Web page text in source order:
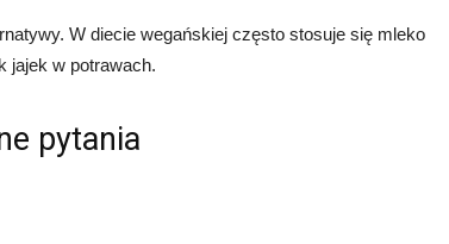
W diecie wegańskiej często stosuje się mleko
jajek w potrawach.
pytania